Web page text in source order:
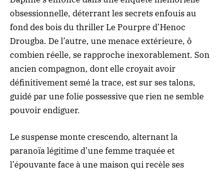
obsessionnelle, déterrantles secrets enfouis au
fond des bois du thriller Le Pourpre d’Henoc
Drougba. De l’autre, une menace extérieure, ô
combien réelle, se rapproche inexorablement. Son
ancien compagnon, dont elle croyait avoir
définitivement semé la trace, est sur ses talons,
guidé par une folie possessive que rien ne semble
pouvoir endiguer.
Le suspense monte crescendo, alternant la
paranoïa légitime d’une femme traquée et
l’épouvante face à une maison qui recèle ses